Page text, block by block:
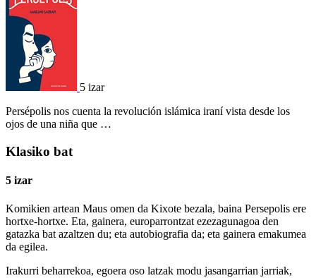
5 izar
Persépolis nos cuenta la revolución islámica iraní vista desde los
ojos de una niña que …
Klasiko bat
5 izar
Komikien artean Maus omen da Kixote bezala, baina Persepolis ere
hortxe-hortxe. Eta, gainera, europarrontzat ezezagunagoa den
gatazka bat azaltzen du; eta autobiografia da; eta gainera emakumea
da egilea.
Irakurri beharrekoa, egoera oso latzak modu jasangarrian jarriak,